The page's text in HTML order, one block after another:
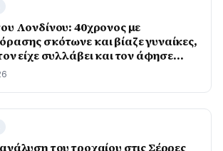
Λονδίνου: 40χρονος με
σκότωνε και βίαζε γυναίκες,
είχε συλλάβει και τον άφησε
του τροχαίου στις Σέρρες